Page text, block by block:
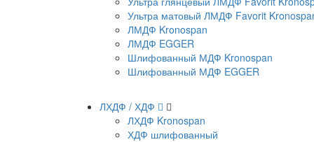
Ультра матовый ЛМДФ Favorit
ЛМДФ Kronospan
ЛМДФ EGGER
Шлифованный МДФ Kronospan
Шлифованный МДФ EGGER
ЛХДФ / ХДФ
ЛХДФ Kronospan
ХДФ шлифованный